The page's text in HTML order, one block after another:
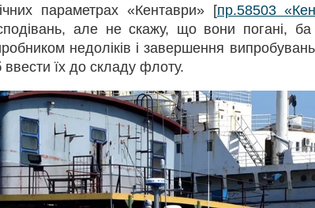
параметрах «Кентаври» [пр.58503
але не скажу, що вони погані, ба
недоліків і завершення
їх до складу флоту.